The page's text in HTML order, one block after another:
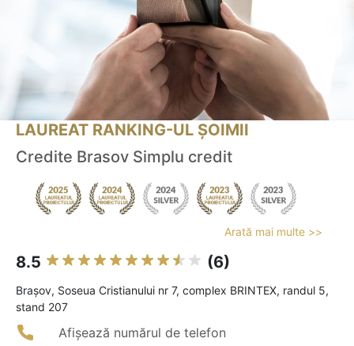
LAUREAT RANKING-UL ȘOIMII
Credite Brasov Simplu credit
Arată mai multe >>
8.5 (6)
Braşov, Soseua Cristianului nr 7, complex BRINTEX, randul 5,
stand 207
Afișează numărul de telefon